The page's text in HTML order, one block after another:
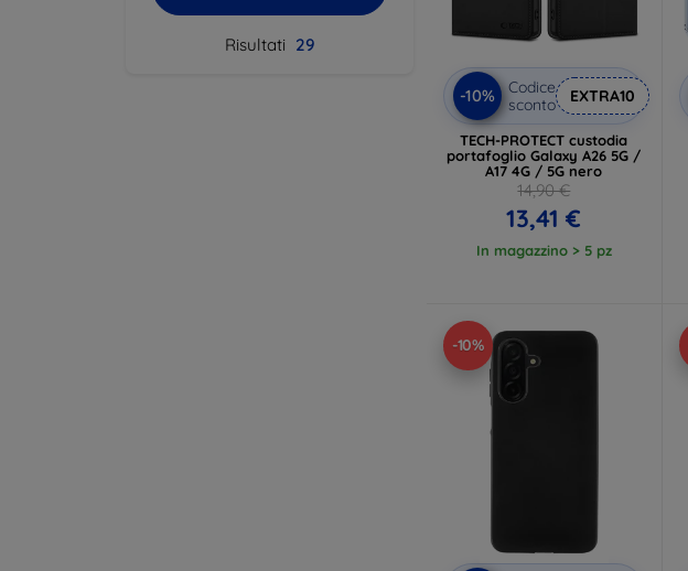
Risultati 29
-10%
Codice
sconto
EXTRA10
TECH-PROTECT custodia
portafoglio Galaxy A26 5G /
A17 4G / 5G nero
14,90 €
13,41 €
In magazzino > 5 pz
-10%